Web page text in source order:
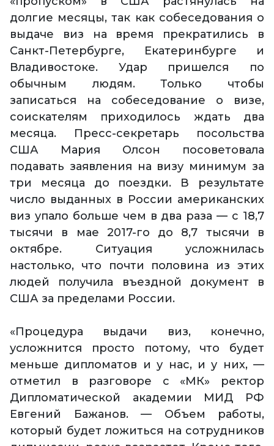
долгие месяцы, так как собеседования о
выдаче виз на время прекратились в
Санкт-Петербурге, Екатеринбурге и
Владивостоке. Удар пришелся по
обычным людям. Только чтобы
записаться на собеседование о визе,
соискателям приходилось ждать два
месяца. Пресс-секретарь посольства
США Мария Олсон посоветовала
подавать заявления на визу минимум за
три месяца до поездки. В результате
число выданных в России американских
виз упало больше чем в два раза — с 18,7
тысячи в мае 2017-го до 8,7 тысячи в
октябре. Ситуация усложнилась
настолько, что почти половина из этих
людей получила въездной документ в
США за пределами России.
«Процедура выдачи виз, конечно,
усложнится просто потому, что будет
меньше дипломатов и у нас, и у них, —
отметил в разговоре с «МК» ректор
Дипломатической академии МИД РФ
Евгений Бажанов. — Объем работы,
который будет ложиться на сотрудников